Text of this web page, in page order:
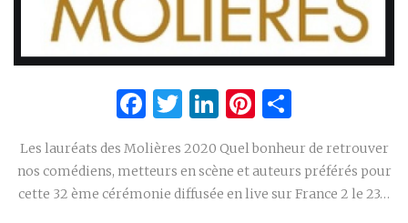
Facebook
Twitter
LinkedIn
Pinterest
Les lauréats des Molières 2020 Quel bonheur de retrouver
nos comédiens, metteurs en scène et auteurs préférés pour
cette 32 ème cérémonie diffusée en live sur France 2 le 23…